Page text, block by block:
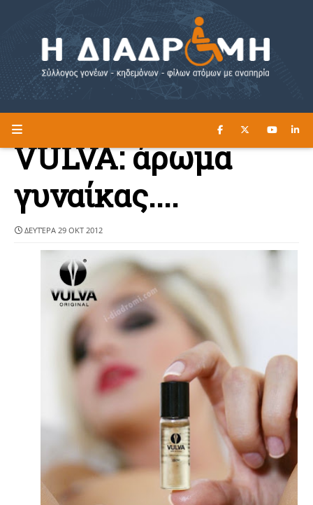
Η ΔΙΑΔΡΟΜΗ ΔΙΑΒΑΣΤΕ ΕΔΩ ►
VULVA: άρωμα
γυναίκας....
ΔΕΥΤΈΡΑ 29 ΟΚΤ 2012